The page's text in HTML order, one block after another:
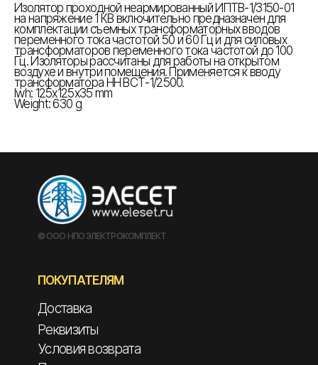
Изолятор проходной неармированный ИПТВ-1/3150-01
на напряжение 1 КВ включительно предназначен для
комплектации съемных трансформаторных вводов
переменного тока частотой 50 и 60 Гц и для силовых
трансформаторов переменного тока частотой до 100
Гц. Изоляторы рассчитаны для работы на открытом
воздухе и внутри помещения. Применяется к вводу
трансформатора НН ВСТ-1/2500.
lwh: 125x125x35 mm
Weight: 630 g
© ООО НПО ЭЛЕКТРОКОМПЛЕКТ
ПОКУПАТЕЛЯМ
Доставка
Реквизиты
Условия возврата